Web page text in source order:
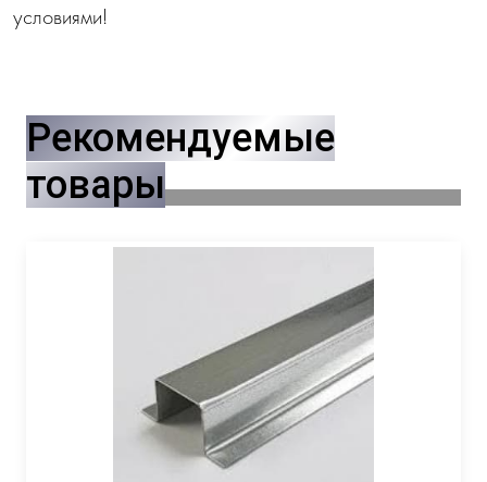
условиями!
Рекомендуемые
товары